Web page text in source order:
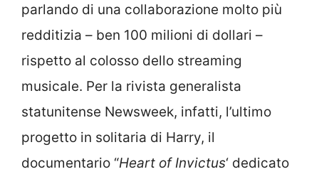
parlando di una collaborazione molto più
redditizia – ben 100 milioni di dollari –
rispetto al colosso dello streaming
musicale. Per la rivista generalista
statunitense Newsweek, infatti, l’ultimo
progetto in solitaria di Harry, il
documentario “Heart of Invictus‘ dedicato